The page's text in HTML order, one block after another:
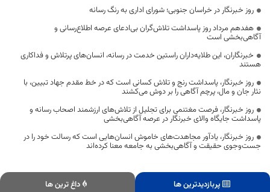
روز خبرنگار در خراسان جنوبی؛ شورای اداری به رنگ رسانه
هفدهم مرداد روز پاسداشت تلاش‌گران بی‌ادعای عرصه اطلاع‌رسانی و
آگاهی‌بخشی است
خبرنگاران، این طلایه‌داران راستین خدمت در رسانه، انسان‌های پرتلاش و فداکاری
هستند
روز خبرنگار، پاسداشت رنج و تلاش کسانی است که در خط مقدم جهاد تبیین، با
نثار جان و مال، پرچم آگاهی را بر دوش می‌کشند
روز خبرنگار، فرصت مغتنمی برای تجلیل از تلاش‌های ارزشمند اصحاب رسانه و
پاسداشت جایگاه والای خبرنگار در عرصه آگاهی‌بخشی
روز خبرنگار، یادآور مجاهدت‌های خاموش انسان‌هایی است که رسالت خود را در
جست‌وجوی حقیقت و آگاهی‌بخشی به جامعه معنا کرده‌اند
پربازدیدترین ها داغ ترین ها